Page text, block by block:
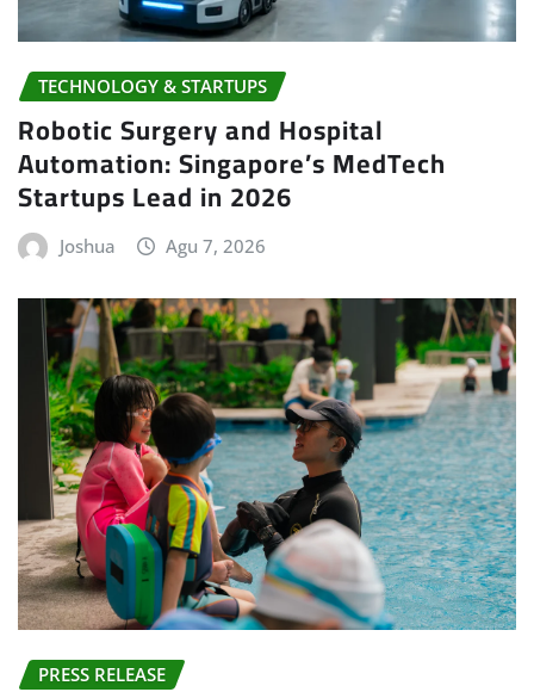
TECHNOLOGY & STARTUPS
Robotic Surgery and Hospital
Automation: Singapore’s MedTech
Startups Lead in 2026
Joshua Agu 7, 2026
PRESS RELEASE